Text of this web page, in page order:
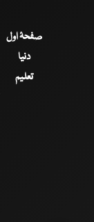
صفحۂ اول
دنیا
تعلیم